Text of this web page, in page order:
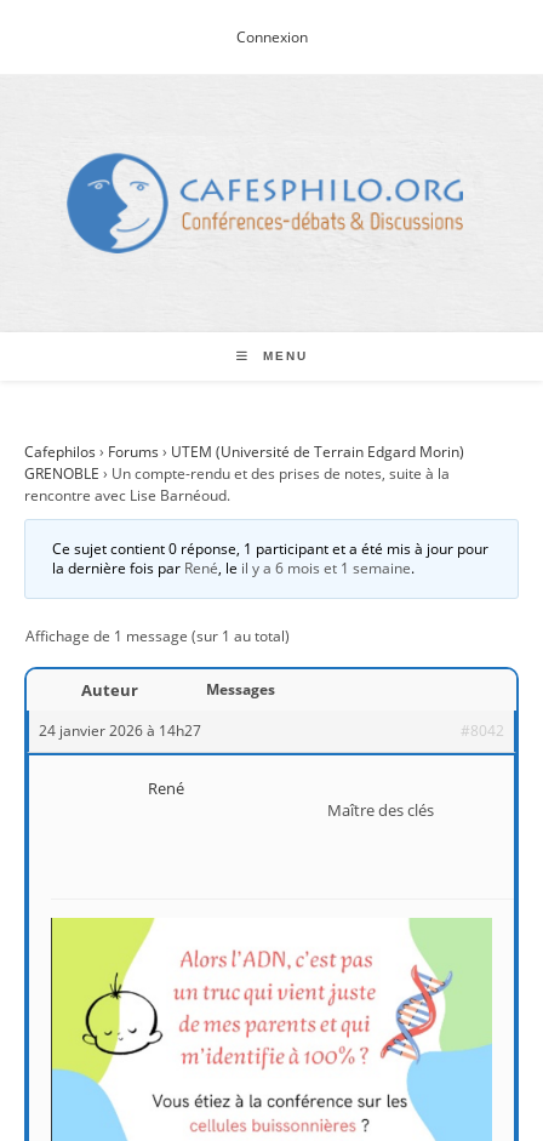
Connexion
MENU
Cafephilos › Forums › UTEM (Université de Terrain Edgard Morin)
GRENOBLE › Un compte-rendu et des prises de notes, suite à la
rencontre avec Lise Barnéoud.
Ce sujet contient 0 réponse, 1 participant et a été mis à jour pour
la dernière fois par René, le il y a 6 mois et 1 semaine.
Affichage de 1 message (sur 1 au total)
Auteur
Messages
24 janvier 2026 à 14h27
#8042
René
Maître des clés